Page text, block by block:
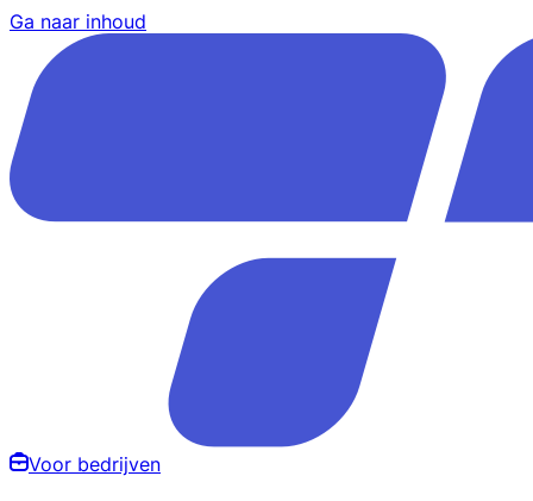
Ga naar inhoud
Voor bedrijven